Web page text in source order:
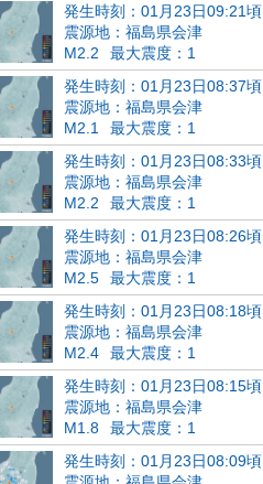
発生時刻：01月23日09:21頃
震源地：福島県会津
M2.2
最大震度：1
発生時刻：01月23日08:37頃
震源地：福島県会津
M2.1
最大震度：1
発生時刻：01月23日08:33頃
震源地：福島県会津
M2.2
最大震度：1
発生時刻：01月23日08:26頃
震源地：福島県会津
M2.5
最大震度：1
発生時刻：01月23日08:18頃
震源地：福島県会津
M2.4
最大震度：1
発生時刻：01月23日08:15頃
震源地：福島県会津
M1.8
最大震度：1
発生時刻：01月23日08:09頃